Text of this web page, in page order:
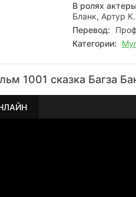
В ролях
Бланк, Артур
Перевод:
Категории:
1001 сказка Багза